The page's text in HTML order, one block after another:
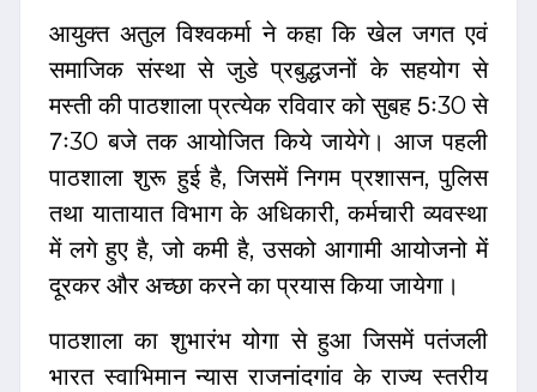
आयुक्त अतुल विश्वकर्मा ने कहा कि खेल जगत एवं
समाजिक संस्था से जुडे प्रबुद्धजनों के सहयोग से
मस्ती की पाठशाला प्रत्येक रविवार को सुबह 5ः30 से
7ः30 बजे तक आयोजित किये जायेगे। आज पहली
पाठशाला शुरू हुई है, जिसमें निगम प्रशासन, पुलिस
तथा यातायात विभाग के अधिकारी, कर्मचारी व्यवस्था
में लगे हुए है, जो कमी है, उसको आगामी आयोजनो में
दूरकर और अच्छा करने का प्रयास किया जायेगा।
पाठशाला का शुभारंभ योगा से हुआ जिसमें पतंजली
भारत स्वाभिमान न्यास राजनांदगांव के राज्य स्तरीय